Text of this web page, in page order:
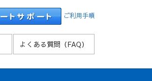
ご利用手順
よくある質問（FAQ）